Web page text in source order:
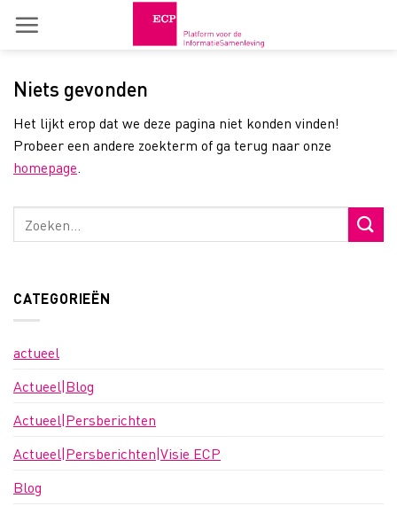
Niets gevonden
Het lijkt erop dat we deze pagina niet konden vinden!
Probeer een andere zoekterm of ga terug naar onze
homepage
CATEGORIEËN
actueel
Actueel|Blog
Actueel|Persberichten
Actueel|Persberichten|Visie ECP
Blog